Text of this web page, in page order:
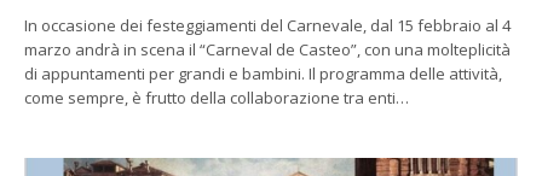
In occasione dei festeggiamenti del Carnevale, dal 15 febbraio al 4
marzo andrà in scena il “Carneval de Casteo”, con una molteplicità
di appuntamenti per grandi e bambini. Il programma delle attività,
come sempre, è frutto della collaborazione tra enti…